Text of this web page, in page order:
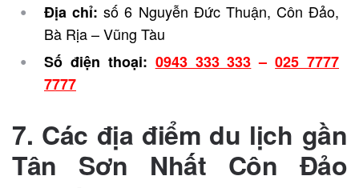
Địa chỉ: số 6 Nguyễn Đức Thuận, Côn Đảo,
Bà Rịa – Vũng Tàu
Số điện thoại: 0943 333 333 –025 7777
7777
7. Các địa điểm du lịch gần
Tân Sơn Nhất Côn Đảo